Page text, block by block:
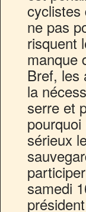
cyclistes
ne pas
risquent
manque
Bref, les
la
serre et
sérieux
samedi